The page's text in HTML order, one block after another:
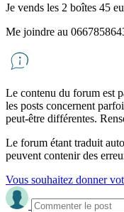
Je vends les 2 boîtes 45
Me joindre au
Le contenu du forum est
les posts concernent
peut-être différentes.
Le forum étant traduit
peuvent contenir des
Vous souhaitez donner